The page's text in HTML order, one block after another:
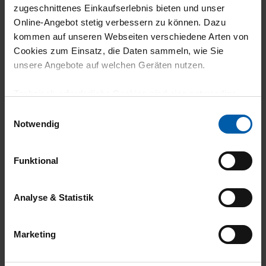
zugeschnittenes Einkaufserlebnis bieten und unser
Online-Angebot stetig verbessern zu können. Dazu
kommen auf unseren Webseiten verschiedene Arten von
Cookies zum Einsatz, die Daten sammeln, wie Sie
unsere Angebote auf welchen Geräten nutzen.
grundlegende Funktionen wie etwa zur Auswahl und
gewährleisten.
Für die Darstellung personalisierter Angebote, Anzeigen
und Inhalte aufgrund Ihres Nutzerverhaltens und Ihres
Zwecke zur Analyse und Optimierung unserer
Notwendig
Funktional
Analyse & Statistik
Marketing
climate-neutral
shipping
Family business